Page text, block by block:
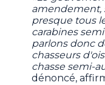
amendement,
presque tous
carabines
parlons donc
chasseurs
chasse semi-
dénoncé,